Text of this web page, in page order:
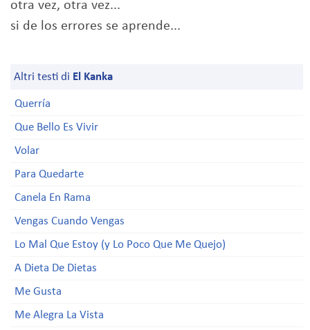
otra vez, otra vez...
si de los errores se aprende...
Altri testi di El Kanka
Querría
Que Bello Es Vivir
Volar
Para Quedarte
Canela En Rama
Vengas Cuando Vengas
Lo Mal Que Estoy (y Lo Poco Que Me Quejo)
A Dieta De Dietas
Me Gusta
Me Alegra La Vista